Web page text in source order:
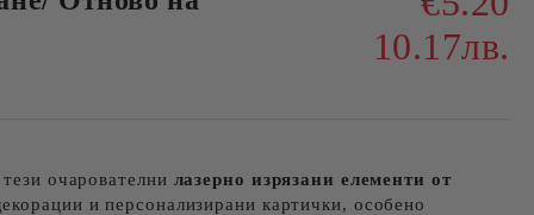
10.17лв.
очарователни лазерно изрязани елементи от
и персонализирани картички, особено